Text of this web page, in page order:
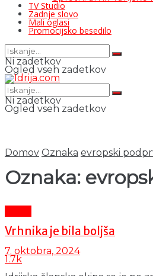
TV Studio
Zadnje slovo
Mali oglasi
Promocijsko besedilo
Ni zadetkov
Ogled vseh zadetkov
Ni zadetkov
Ogled vseh zadetkov
Domov Oznaka evropski
Oznaka:
Vrhnika je bila boljša
7. oktobra, 2024
1.7k